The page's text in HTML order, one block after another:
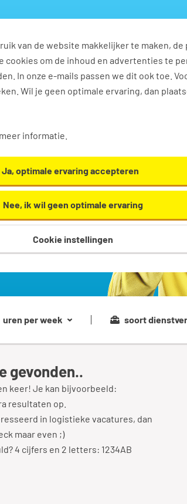
van de website makkelijker te maken,
om de inhoud en advertenties te
In onze e-mails passen we dit ook toe.
Wil je geen optimale ervaring, dan
informatie.
Ja, optimale ervaring accepteren
Nee, ik wil geen optimale ervaring
Cookie instellingen
jezelf Werkplezier Contact
in Oirschot
en... we helpen je graag een handje
uren per week soort
gevonden..
keer! Je kan bijvoorbeeld:
resultaten op.
in logistieke vacatures, dan
maar even ;)
4 cijfers en 2 letters: 1234AB